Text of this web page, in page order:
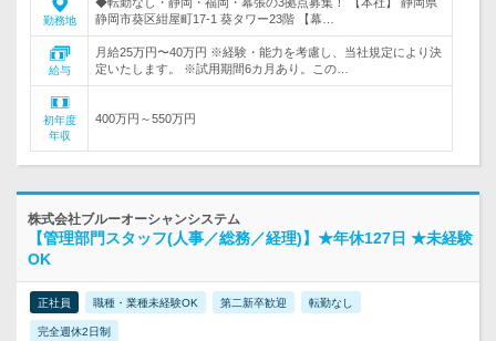
勤務地
静岡市葵区紺屋町17-1 葵タワー23階 【幕…
給与
月給25万円〜40万円 ※経験・能力を考慮し、当社規定により決
定いたします。 ※試用期間6カ月あり。この…
初年度
年収
400万円～550万円
株式会社ブルーオーシャンシステム
【管理部門スタッフ(人事／総務／経理)】★年休127日 ★未経験
OK
正社員 職種・業種未経験OK 第二新卒歓迎 転勤なし
完全週休2日制